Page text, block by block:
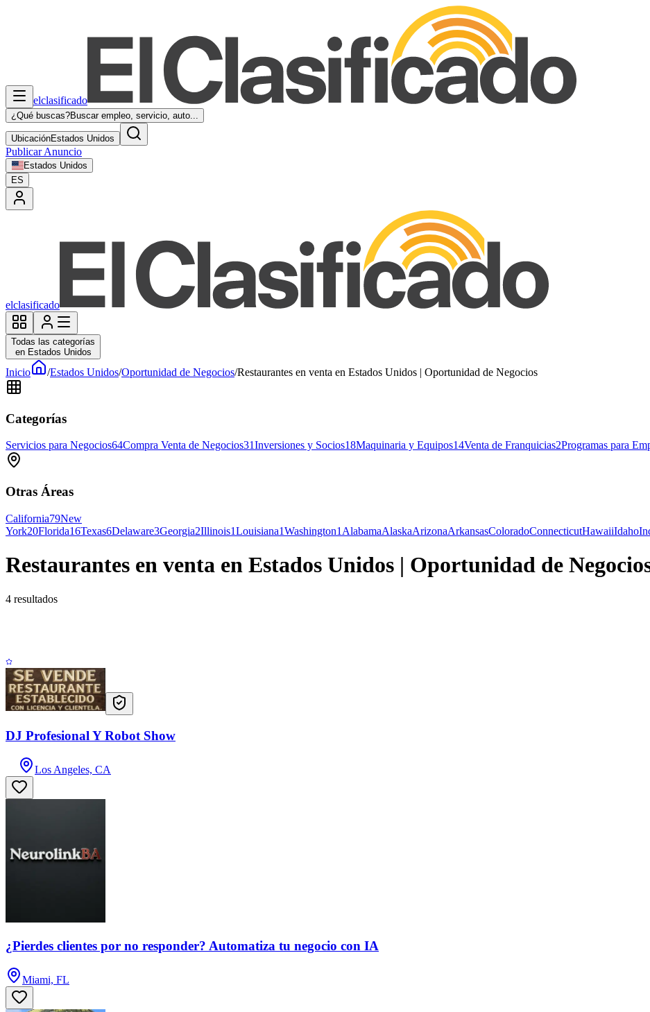
elclasificado
¿Qué buscas?Buscar empleo, servicio, auto...
UbicaciónEstados Unidos
Publicar Anuncio
Estados Unidos
ES
elclasificado
Todas las categorías
en Estados Unidos
Inicio /Estados Unidos/Oportunidad de Negocios/Restaurantes en venta en Estados Unidos | Oportunidad de Negocios
Categorías
Servicios para Negocios64Compra Venta de Negocios31Inversiones y Socios18Maquinaria y Equipos14Venta de Franquicias2Programas para
Otras Áreas
California79New
York20Florida16Texas6Delaware3Georgia2Illinois1Louisiana1Washington1 AlabamaAlaskaArizonaArkansasColoradoConnecticutHawaiiIdaho
Restaurantes en venta en Estados Unidos | Oportunidad de
4 resultados
DJ Profesional Y Robot Show
Los Angeles, CA
¿Pierdes clientes por no responder? Automatiza tu negocio con IA
Miami, FL